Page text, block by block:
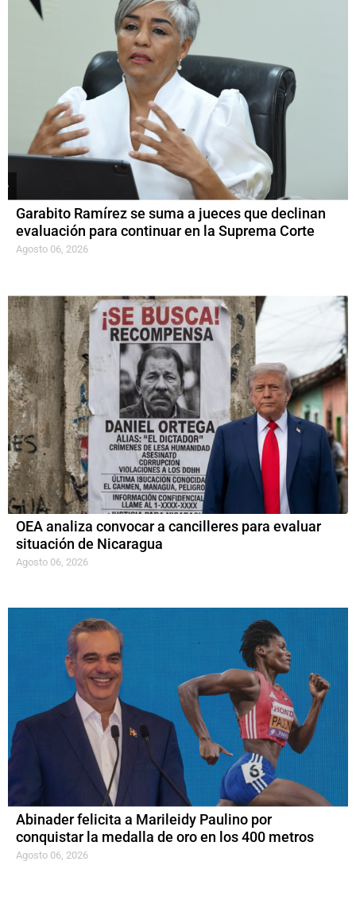
Garabito Ramírez se suma a jueces que declinan
evaluación para continuar en la Suprema Corte
Agosto 06, 2026
OEA analiza convocar a cancilleres para evaluar
situación de Nicaragua
Agosto 06, 2026
Abinader felicita a Marileidy Paulino por
conquistar la medalla de oro en los 400 metros
Agosto 06, 2026